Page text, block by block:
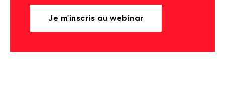
Je m'inscris au webinar